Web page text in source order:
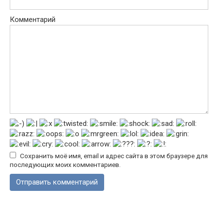
Комментарий
Сохранить моё имя, email и адрес сайта в этом браузере для
последующих моих комментариев.